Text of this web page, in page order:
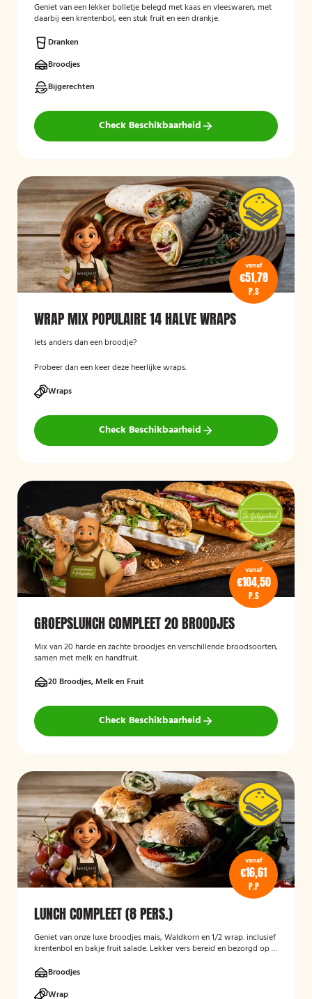
Geniet van een lekker bolletje belegd met kaas en vleeswaren, met
daarbij een krentenbol, een stuk fruit en een drankje.
Dranken
Broodjes
Bijgerechten
Check Beschikbaarheid
vanaf
€51,78
P.S
WRAP MIX POPULAIRE 14 HALVE WRAPS
Iets anders dan een broodje?
Probeer dan een keer deze heerlijke wraps.
Wraps
Check Beschikbaarheid
vanaf
€104,50
P.S
GROEPSLUNCH COMPLEET 20 BROODJES
Mix van 20 harde en zachte broodjes en verschillende broodsoorten,
samen met melk en handfruit.
20 Broodjes, Melk en Fruit
Check Beschikbaarheid
vanaf
€16,61
P.P
LUNCH COMPLEET (8 PERS.)
Geniet van onze luxe broodjes mais, Waldkorn en 1/2 wrap. inclusief
krentenbol en bakje fruit salade. Lekker vers bereid en bezorgd op je
Broodjes
Wrap